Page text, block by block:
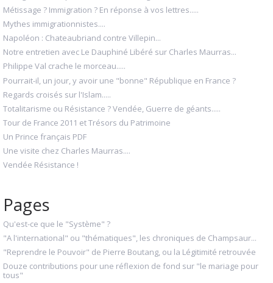
Métissage ? Immigration ? En réponse à vos lettres.....
Mythes immigrationnistes....
Napoléon : Chateaubriand contre Villepin...
Notre entretien avec Le Dauphiné Libéré sur Charles Maurras...
Philippe Val crache le morceau.....
Pourrait-il, un jour, y avoir une "bonne" République en France ?
Regards croisés sur l'Islam.....
Totalitarisme ou Résistance ? Vendée, Guerre de géants.....
Tour de France 2011 et Trésors du Patrimoine
Un Prince français PDF
Une visite chez Charles Maurras....
Vendée Résistance !
Pages
Qu'est-ce que le "Système" ?
"A l'international" ou "thématiques", les chroniques de Champsaur...
"Reprendre le Pouvoir" de Pierre Boutang, ou la Légitimité retrouvée
Douze contributions pour une réflexion de fond sur "le mariage pour
tous"